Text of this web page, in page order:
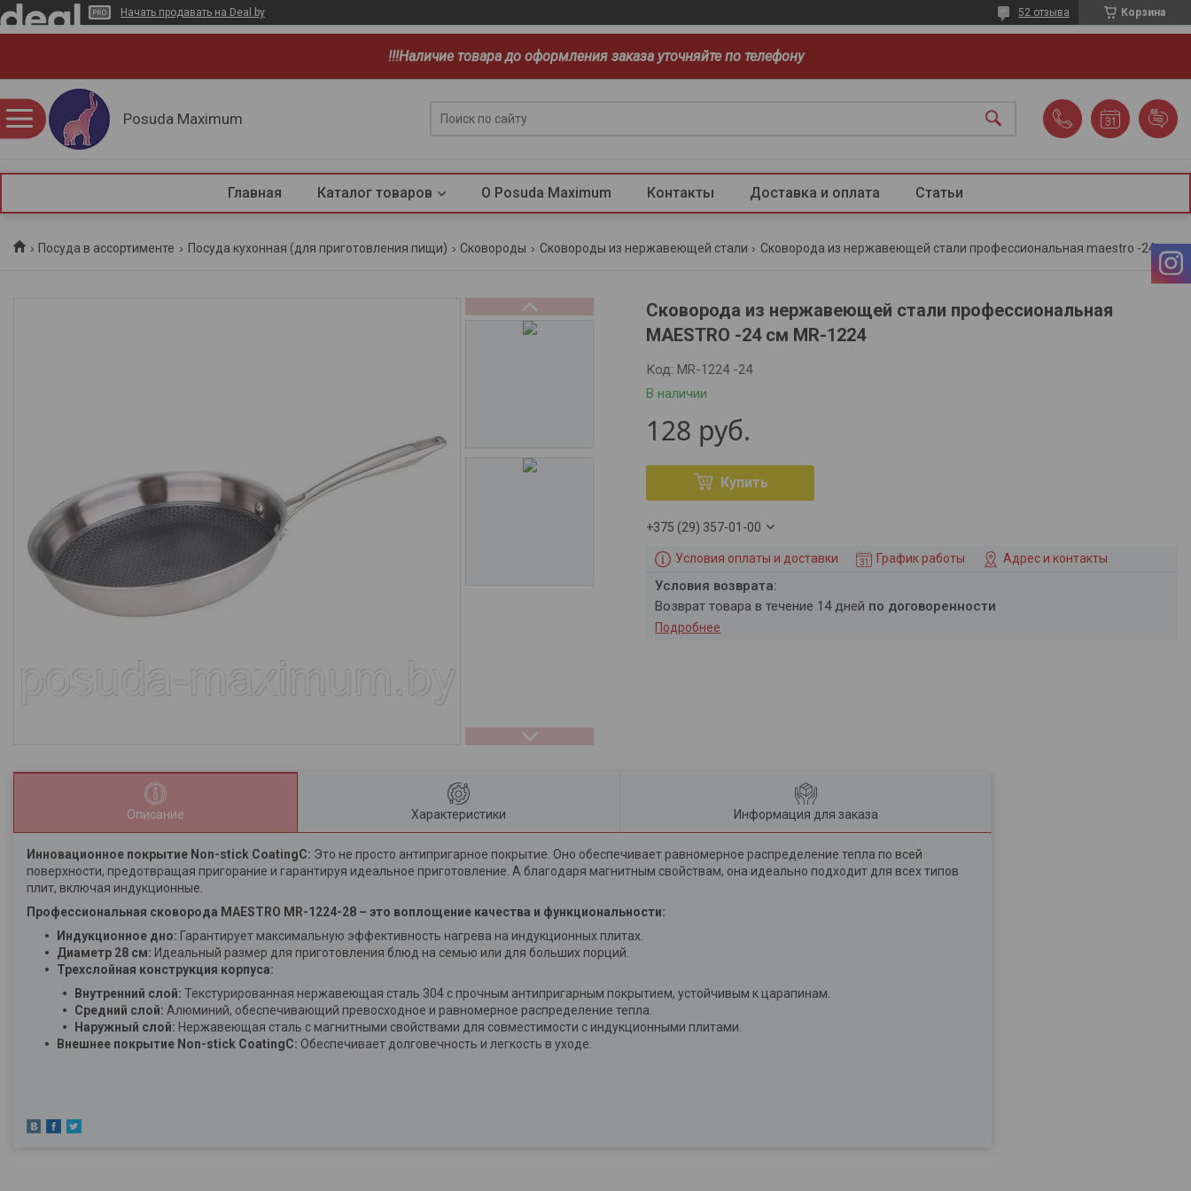
Начать продавать на Deal.by Корзина
52 отзыва
!!!Наличие товара до оформления заказа уточняйте по телефону
Posuda Maximum
Главная Каталог товаров О Posuda Maximum Контакты Доставка и оплата Статьи
Посуда в ассортименте Посуда кухонная (для приготовления пищи) Сковороды Сковороды из нержавеющей стали Сковорода из нержавеющей стали профессиональная maestro -24 см mr-1224
Сковорода из нержавеющей стали профессиональная
MAESTRO -24 см MR-1224
В наличии
Код: MR-1224 -24
128 руб.
Купить
+375 (29) 357-01-00
Условия оплаты и доставки График работы Адрес и контакты
возврат товара в течение 14 дней по договоренности
Подробнее
Описание Характеристики Информация для заказа
Инновационное покрытие Non-stick CoatingC: Это не просто антипригарное покрытие. Оно обеспечивает равномерное распределение тепла по всей
поверхности, предотвращая пригорание и гарантируя идеальное приготовление. А благодаря магнитным свойствам, она идеально подходит для всех типов
плит, включая индукционные.
Профессиональная сковорода MAESTRO MR-1224-28 – это воплощение качества и функциональности:
Индукционное дно: Гарантирует максимальную эффективность нагрева на индукционных плитах.
Диаметр 28 см: Идеальный размер для приготовления блюд на семью или для больших порций.
Трехслойная конструкция корпуса:
Внутренний слой: Текстурированная нержавеющая сталь 304 с прочным антипригарным покрытием, устойчивым к царапинам.
Средний слой: Алюминий, обеспечивающий превосходное и равномерное распределение тепла.
Наружный слой: Нержавеющая сталь с магнитными свойствами для совместимости с индукционными плитами.
Внешнее покрытие Non-stick CoatingC: Обеспечивает долговечность и легкость в уходе.